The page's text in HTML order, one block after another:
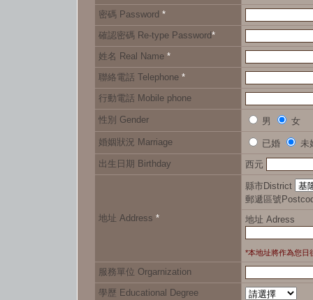
密碼 Password *
確認密碼 Re-type Password*
姓名 Real Name *
聯絡電話 Telephone *
行動電話 Mobile phone
性別 Gender 男
女
婚姻狀況 Marriage 已婚
未
出生日期 Birthday 西元
地址 Address *
縣市District
郵遞區號
地址 Adress
*本地址將作為您日
服務單位 Orgarnization
學歷 Educational Degree